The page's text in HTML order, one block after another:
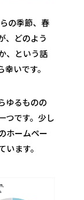
の季節、春
、どのよう
、という話
いです。
ゆるものの
つです。少し
ホームペー
ます。